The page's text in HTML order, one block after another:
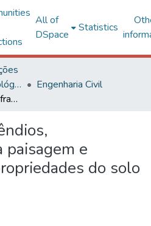
All of
DSpace
Statistics
Ciências Exatas e Tecnológicas
Engenharia Civil
Detecção de incêndios, fragmentação da paisagem e alterações das propriedades do solo na Caatinga.
paisagem e
do solo